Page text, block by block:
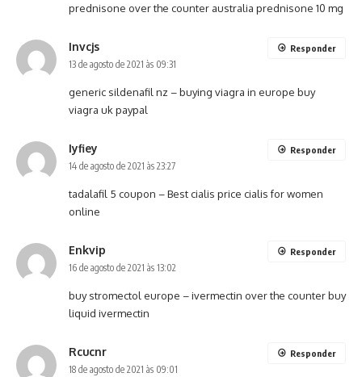
prednisone over the counter australia prednisone 10 mg
Invcjs
13 de agosto de 2021 às 09:31
generic sildenafil nz –buying viagra in europe buy
viagra uk paypal
Responder
Iyfiey
14 de agosto de 2021 às 23:27
tadalafil 5 coupon –Best cialis price cialis for women
online
Responder
Enkvip
16 de agosto de 2021 às 13:02
buy stromectol europe –ivermectin over the counterbuy
liquid ivermectin
Responder
Rcucnr
18 de agosto de 2021 às 09:01
Responder